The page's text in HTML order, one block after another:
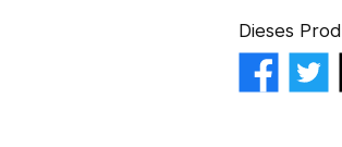
Dieses